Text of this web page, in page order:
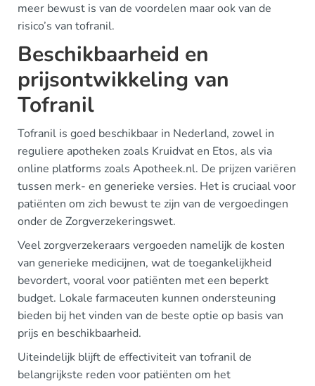
meer bewust is van de voordelen maar ook van de
risico’s van tofranil.
Beschikbaarheid en
prijsontwikkeling van
Tofranil
Tofranil is goed beschikbaar in Nederland, zowel in
reguliere apotheken zoals Kruidvat en Etos, als via
online platforms zoals Apotheek.nl. De prijzen variëren
tussen merk- en generieke versies. Het is cruciaal voor
patiënten om zich bewust te zijn van de vergoedingen
onder de Zorgverzekeringswet.
Veel zorgverzekeraars vergoeden namelijk de kosten
van generieke medicijnen, wat de toegankelijkheid
bevordert, vooral voor patiënten met een beperkt
budget. Lokale farmaceuten kunnen ondersteuning
bieden bij het vinden van de beste optie op basis van
prijs en beschikbaarheid.
Uiteindelijk blijft de effectiviteit van tofranil de
belangrijkste reden voor patiënten om het